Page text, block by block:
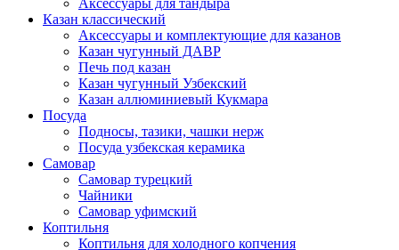
Казан классический
Аксессуары и комплектующие для казанов
Казан чугунный ДАВР
Печь под казан
Казан чугунный Узбекский
Казан аллюминиевый Кукмара
Посуда
Подносы, тазики, чашки нерж
Посуда узбекская керамика
Самовар
Самовар турецкий
Чайники
Самовар уфимский
Коптильня
Коптильня для холодного копчения